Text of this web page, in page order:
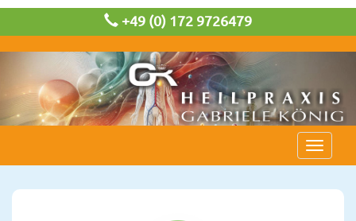
+49 (0) 172 9726479
Toggle